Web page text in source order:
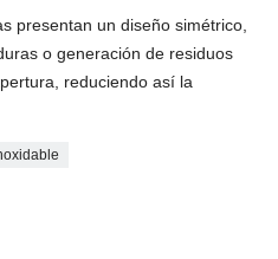
presentan un diseño simétrico,
o generación de residuos
reduciendo así la